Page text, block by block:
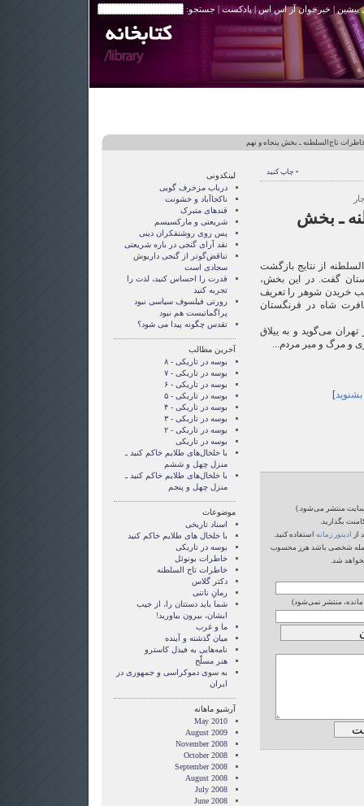
پیشین | خبرخوان آر اس اس|پادکست | جستجو:
تاج‌السلطنه ـ بخش پنجاه و نهم
• چاپ کنید
ـ بخش
از نتایج بازگشت
گفت. در این بخش،
خریدن شوهر را تعریف
شاه در فرنگستان
تهران می‌گوید و به ییلاق
و مرگ و میر مردم...
بشنوید]
منتشر می‌شود.)
بگذارید.
از
ادیتور زمانه استفاده کنید.
حمله شخصی باشد هرز محسوب
شد.
مانده، منتشر نمی‌شود)
لینکدونی
درباب مزخرف گویی
ناکجاآباد و خشونت
قندهای متبرک
شریعتی و مارکسیسم
پس روی روشنفکران دینی
نقد آرای گنجی در باره شریعتی
تناقض‌گوتر از گنجی داريوش
سجادی است
قدرت را احساس کنید، لذت را
تجربه کنید
رورتی فيلسوف سياسی نبود
پراگماتيست هم نبود
تقدس چگونه پيدا می شود؟
آخرین مطالب
بوسه در تاریکی - ۸
بوسه در تاریکی - ۷
بوسه در تاریکی - ۶
بوسه در تاریکی - ۵
بوسه در تاریکی - ۴
بوسه در تاریکی - ۳
بوسه در تاریکی - ۲
بوسه در تاریکی
با خلخال‌های طلایم خاکم کنید ـ
منزل چهل و ششم
با خلخال‌های طلایم خاکم کنید ـ
منزل چهل و پنجم
موضوعات
اسناد تاریخی
با خلخال های طلایم خاکم کنید
بوسه در تاریکی
خاطرات بونوئل
خاطرات تاج السلطنه
دکتر گلاس
رمانِ ناتنی
شما بايد دستتان را، از جيب
ايشان، بيرون بياوريد!
ما و غرب
میان گذشته و آینده
نامه‌هایی به فیدل کاسترو
هنر مسلّح
‌به سوی دموکراسی و جمهوری در
ایران
آرشیو ماهانه
May 2010
August 2009
November 2008
October 2008
September 2008
August 2008
July 2008
June 2008